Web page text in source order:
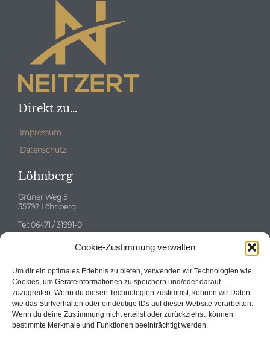
Cookie-Zustimmung verwalten
Um dir ein optimales Erlebnis zu bieten, verwenden wir Technologien wie
Cookies, um Geräteinformationen zu speichern und/oder darauf
zuzugreifen. Wenn du diesen Technologien zustimmst, können wir Daten
wie das Surfverhalten oder eindeutige IDs auf dieser Website verarbeiten.
Wenn du deine Zustimmung nicht erteilst oder zurückziehst, können
bestimmte Merkmale und Funktionen beeinträchtigt werden.
Direkt zu…
Impressum
Datenschutz
Löhnberg
Grüner Weg 5
35792 Löhnberg
Tel: 06471 / 31991-0
Eschborn
Tel: 06196 / 58696-0
E-mail:info@neitzert-gruppe.de